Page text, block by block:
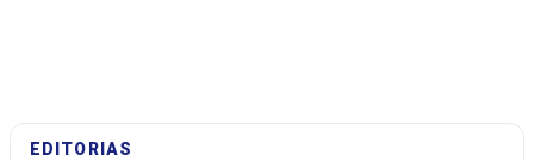
EDITORIAS